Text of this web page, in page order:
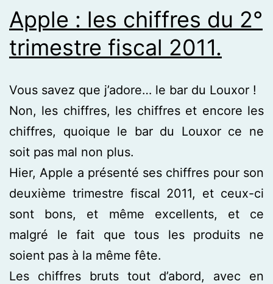
Apple : les chiffres du 2°
trimestre fiscal 2011.
Vous savez que j’adore… le bar du Louxor !
Non, les chiffres, les chiffres et encore les
chiffres, quoique le bar du Louxor ce ne
soit pas mal non plus.
Hier, Apple a présenté ses chiffres pour son
deuxième trimestre fiscal 2011, et ceux-ci
sont bons, et même excellents, et ce
malgré le fait que tous les produits ne
soient pas à la même fête.
Les chiffres bruts tout d’abord, avec en